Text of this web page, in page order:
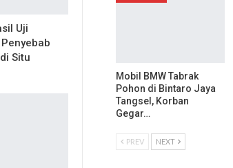
Uji
Situ
Mobil BMW Tabrak
Pohon di Bintaro Jaya
Tangsel, Korban
Gegar…
PREV NEXT